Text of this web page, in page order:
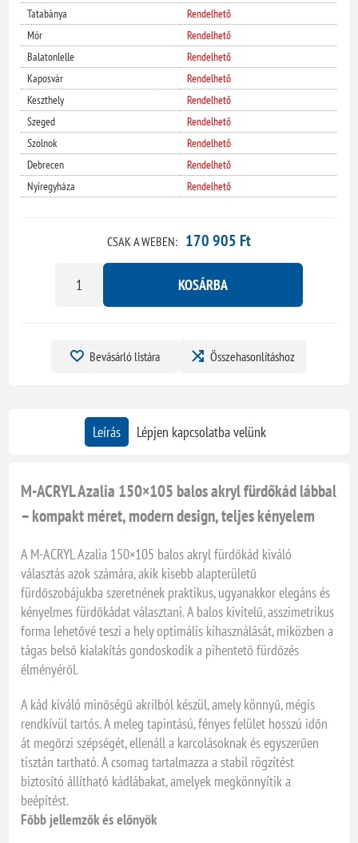
Tatabánya
Rendelhető
Mór
Rendelhető
Balatonlelle
Rendelhető
Kaposvár
Rendelhető
Keszthely
Rendelhető
Szeged
Rendelhető
Szolnok
Rendelhető
Debrecen
Rendelhető
Nyíregyháza
Rendelhető
CSAK A WEBEN: 170 905 Ft
KOSÁRBA
Bevásárló listára Összehasonlításhoz
Leírás Lépjen kapcsolatba velünk
M-ACRYL Azalia 150×105 balos akryl fürdőkád lábbal
– kompakt méret, modern design, teljes kényelem
A M-ACRYL Azalia 150×105 balos akryl fürdőkád kiváló
választás azok számára, akik kisebb alapterületű
fürdőszobájukba szeretnének praktikus, ugyanakkor elegáns és
kényelmes fürdőkádat választani. A balos kivitelű, asszimetrikus
forma lehetővé teszi a hely optimális kihasználását, miközben a
tágas belső kialakítás gondoskodik a pihentető fürdőzés
élményéről.
A kád kiváló minőségű akrilból készül, amely könnyű, mégis
rendkívül tartós. A meleg tapintású, fényes felület hosszú időn
át megőrzi szépségét, ellenáll a karcolásoknak és egyszerűen
tisztán tartható. A csomag tartalmazza a stabil rögzítést
biztosító állítható kád­lábakat, amelyek megkönnyítik a
beépítést.
Főbb jellemzők és előnyök